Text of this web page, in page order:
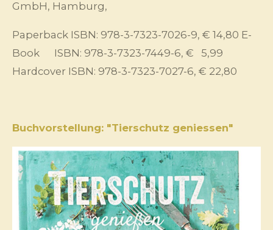
GmbH, Hamburg,
Paperback ISBN: 978-3-7323-7026-9, € 14,80 E-
Book ISBN: 978-3-7323-7449-6, € 5,99
Hardcover ISBN: 978-3-7323-7027-6, € 22,80
Buchvorstellung: "Tierschutz geniessen"